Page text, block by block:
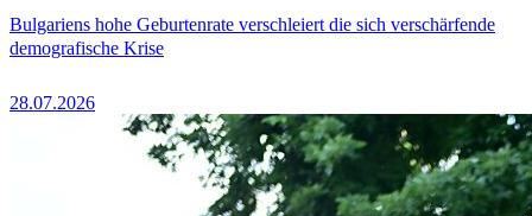
Bulgariens hohe Geburtenrate verschleiert die sich verschärfende
demografische Krise
28.07.2026